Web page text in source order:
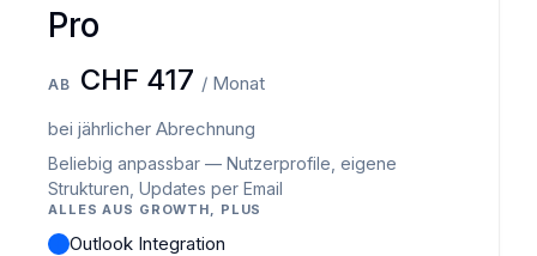
Pro
AB CHF 417 / Monat
bei jährlicher Abrechnung
Beliebig anpassbar — Nutzerprofile, eigene
Strukturen, Updates per Email
ALLES AUS GROWTH, PLUS
Outlook Integration